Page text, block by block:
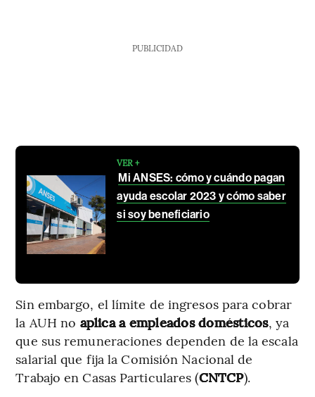
PUBLICIDAD
VER +
Mi ANSES: cómo y cuándo pagan
ayuda escolar 2023 y cómo saber
si soy beneficiario
Sin embargo, el límite de ingresos para cobrar
la AUH no aplica a empleados domésticos, ya
que sus remuneraciones dependen de la escala
salarial que fija la Comisión Nacional de
Trabajo en Casas Particulares (CNTCP).